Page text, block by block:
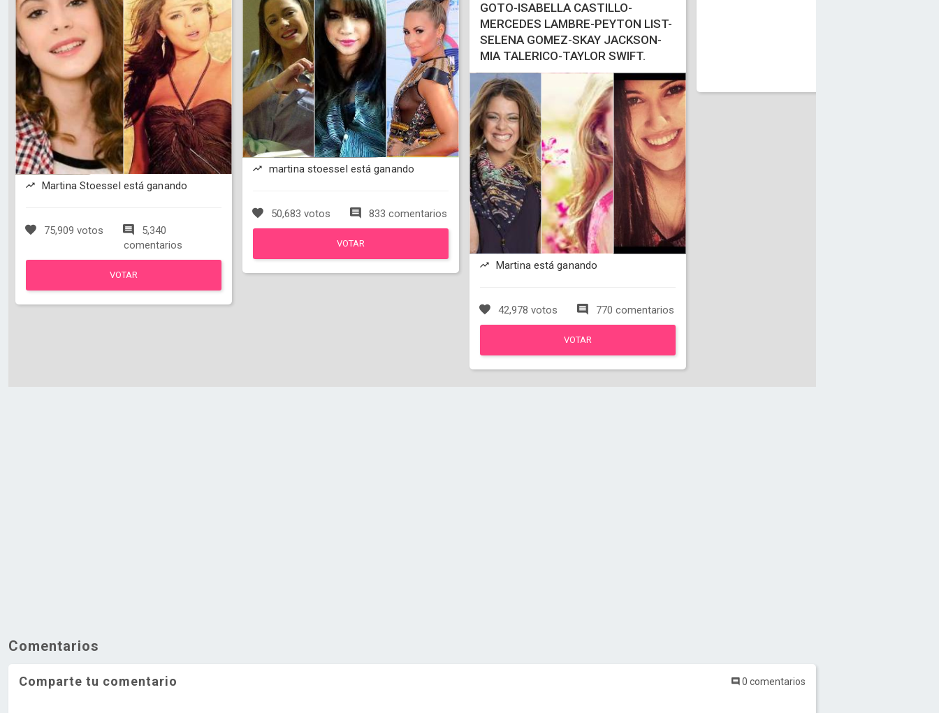
Martina Stoessel está ganando
75,909 votos
5,340
comentarios
VOTAR
martina stoessel está ganando
50,683 votos 833 comentarios
VOTAR
GOTO-ISABELLA CASTILLO-
MERCEDES LAMBRE-PEYTON LIST-
SELENA GOMEZ-SKAY JACKSON-
MIA TALERICO-TAYLOR SWIFT.
Martina está ganando
42,978 votos 770 comentarios
VOTAR
Comentarios
Comparte tu comentario 0 comentarios